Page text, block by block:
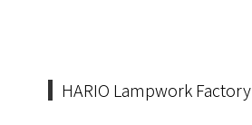
HARIO Lampwork Factory